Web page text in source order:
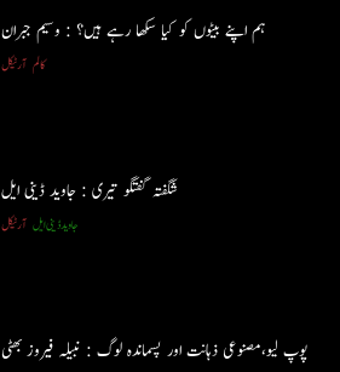
ہم اپنے بیٹوں کو کیا سکھا رہے ہیں؟ : وسیم جبران
آرٹیکل کالم
شگفتہ گفتگو تیری : جاوید ڈینی ایل
آرٹیکل جاوید ڈینی ایل
پوپ لیو،مصنوعی ذہانت اور پسماندہ لوگ : نبیلہ فیروز بھٹی